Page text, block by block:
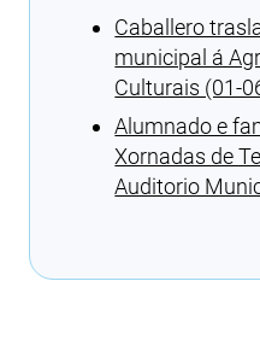
Caballero
municipal á
Culturais (01-
Alumnado e
Xornadas de
Auditorio